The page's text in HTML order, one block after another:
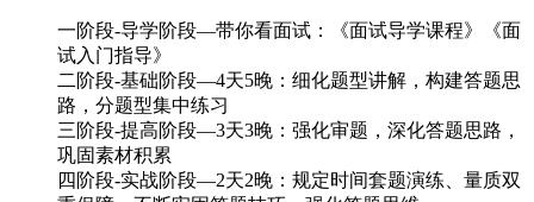
一阶段-导学阶段—带你看面试：《面试导学课程》《面
试入门指导》
二阶段-基础阶段—4天5晚：细化题型讲解，构建答题思
路，分题型集中练习
三阶段-提高阶段—3天3晚：强化审题，深化答题思路，
巩固素材积累
四阶段-实战阶段—2天2晚：规定时间套题演练、量质双